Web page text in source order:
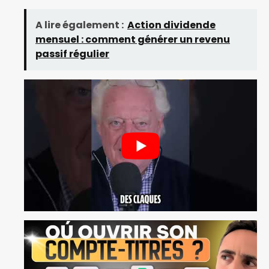
A lire également : Action dividende
mensuel : comment générer un revenu
passif régulier